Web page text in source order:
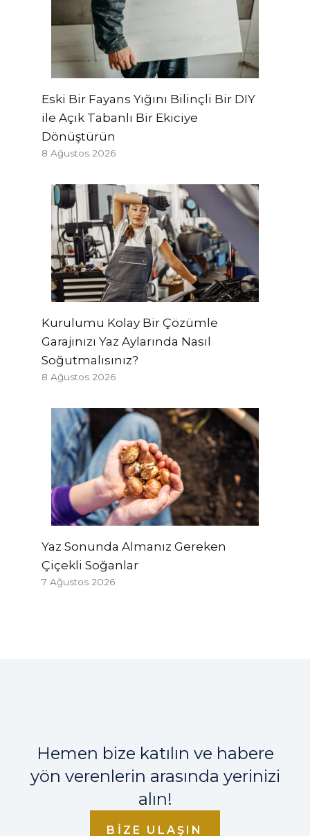
Eski Bir Fayans Yığını Bilinçli Bir DIY
ile Açık Tabanlı Bir Ekiciye
Dönüştürün
8 Ağustos 2026
Kurulumu Kolay Bir Çözümle
Garajınızı Yaz Aylarında Nasıl
Soğutmalısınız?
8 Ağustos 2026
Yaz Sonunda Almanız Gereken
Çiçekli Soğanlar
7 Ağustos 2026
Hemen bize katılın ve habere
yön verenlerin arasında yerinizi
alın!
BIZE ULAŞIN